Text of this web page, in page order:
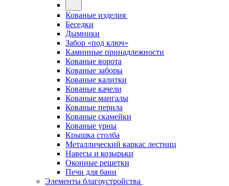
Кованые изделия
Беседки
Дымники
Забор «под ключ»
Каминные принадлежности
Кованые ворота
Кованые заборы
Кованые калитки
Кованые качели
Кованые мангалы
Кованые перила
Кованые скамейки
Кованые урны
Крышка столба
Металлический каркас лестниц
Навесы и козырьки
Оконные решетки
Печи для бани
Элементы благоустройства